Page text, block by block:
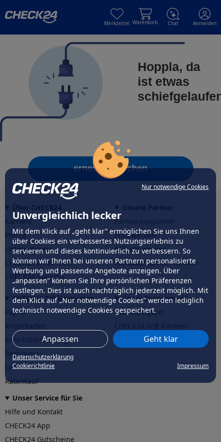
Nur notwendige Cookies
Unvergleichlich lecker
Mit dem Klick auf „geht klar” ermöglichen Sie uns Ihnen
über Cookies ein verbessertes Nutzungserlebnis zu
servieren und dieses kontinuierlich zu verbessern. So
können wir Ihnen bei unseren Partnern personalisierte
Werbung und passende Angebote anzeigen. Über
„anpassen” können Sie Ihre persönlichen Präferenzen
festlegen. Dies ist auch nachträglich jederzeit möglich. Mit
dem Klick auf „Nur notwendige Cookies” werden lediglich
technisch notwendige Cookies gespeichert.
Anpassen Geht klar
Datenschutzerklärung
Cookierichtlinie
Impressum
Merkzettel Warenkorb Chat Anmelden
Hoppla, da
ist etwas
erneut versuchen
Karriere
Presse
Unternehmen
CHECK24 Österreich
CHECK24 Spanien
Partnerprogramm
Profi werden
Affiliate werden
Werkstattpartner werden
CHECK24 Zahlungsarten
PayPal
Sofortüberweisung
Rechnung
Lastschrift
Ratenkauf
Unser Engagement
Nachhaltigkeit
CHECK24hilftder Natur
Unser Service für Sie
Hilfe und Kontakt
CHECK24 App
CHECK24 Gutscheine